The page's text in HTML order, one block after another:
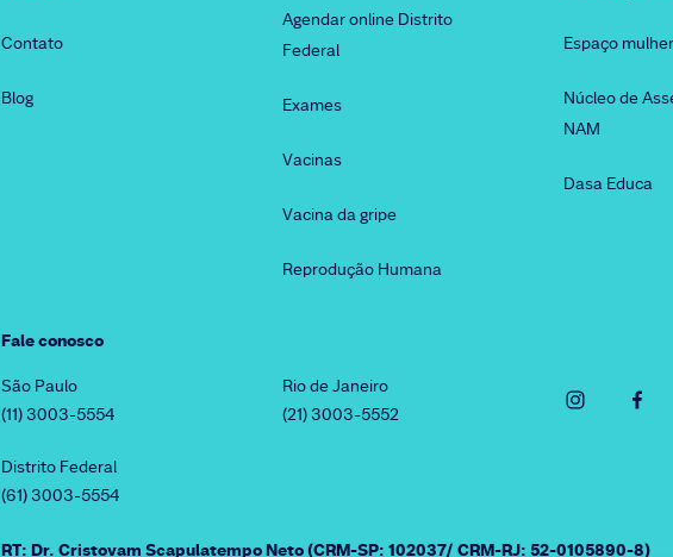
Contato
Blog
Agendar online Distrito
Federal
Exames
Vacinas
Vacina da gripe
Reprodução Humana
Espaço mulher
Núcleo de
NAM
Dasa Educa
Fale conosco
São Paulo
(11) 3003-5554
Rio de Janeiro
(21) 3003-5552
Distrito Federal
(61) 3003-5554
RT: Dr. Cristovam Scapulatempo Neto (CRM-SP: 102037/ CRM-RJ: 52-0105890-8)